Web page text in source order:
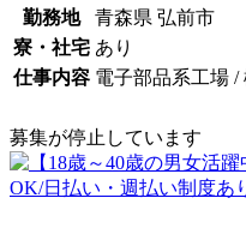
勤務地
青森県 弘前市
寮・社宅 あり
仕事内容 電子部品系工場 /
募集が停止しています